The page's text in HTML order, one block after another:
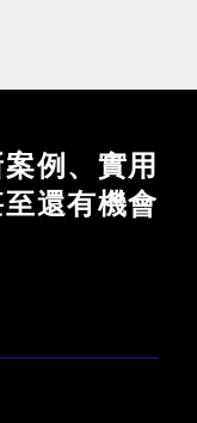
例、實用
還有機會